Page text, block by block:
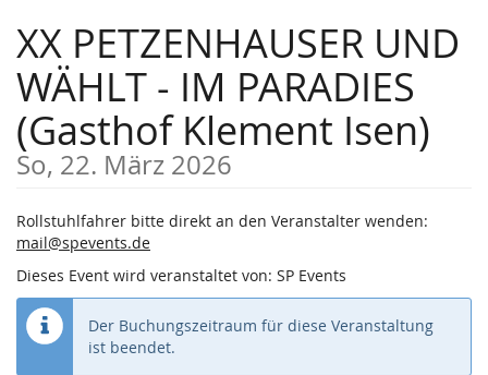
Haupt-
Inhalt
springen
XX PETZENHAUSER UND
WÄHLT - IM PARADIES
(Gasthof Klement Isen)
So, 22. März 2026
Rollstuhlfahrer bitte direkt an den Veranstalter wenden:
mail@spevents.de
Dieses Event wird veranstaltet von: SP Events
Der Buchungszeitraum für diese Veranstaltung
ist beendet.